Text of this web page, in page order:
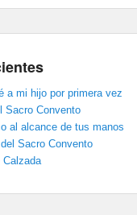
a mi hijo por primera vez
Sacro Convento
al alcance de tus manos
Sacro Convento
Calzada